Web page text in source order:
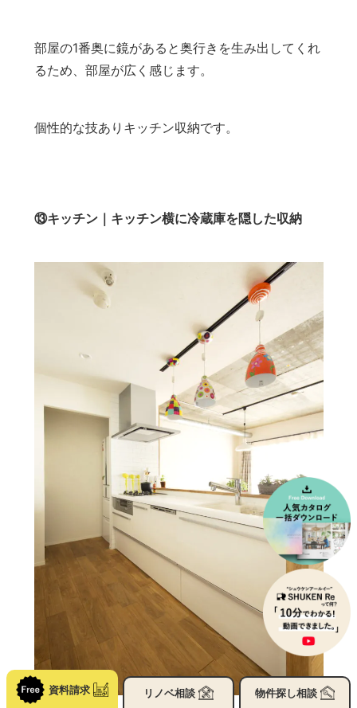
部屋の1番奥に鏡があると奥行きを生み出してくれ
るため、部屋が広く感じます。
個性的な技ありキッチン収納です。
⑬キッチン｜キッチン横に冷蔵庫を隠した収納
資料請求 リノベ相談 物件探し相談